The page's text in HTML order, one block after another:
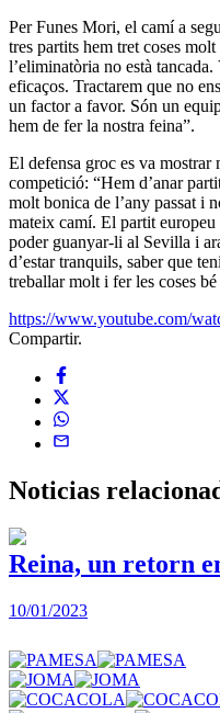
Per Funes Mori, el camí a
tres partits hem tret coses
l’eliminatòria no està
eficaços. Tractarem que no
un factor a favor. Són un
hem de fer la nostra feina”.
El defensa groc es va
competició: “Hem d’anar
molt bonica de l’any passat i
mateix camí. El partit
poder guanyar-li al Sevilla i
d’estar tranquils, saber que
treballar molt i fer les coses
https://www.youtube.com/
Compartir.
Noticias
Reina, un retorn
10/01/2023